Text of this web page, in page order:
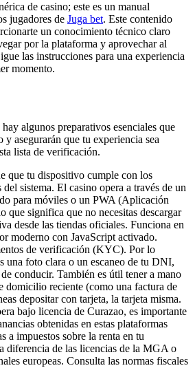
de casino; este es un manual
jugadores de Juga bet. Este contenido
un conocimiento técnico claro
por la plataforma y aprovechar al
las instrucciones para una experiencia
momento.
algunos preparativos esenciales que
asegurarán que tu experiencia sea
lista de verificación.
que tu dispositivo cumple con los
sistema. El casino opera a través de un
para móviles o un PWA (Aplicación
que significa que no necesitas descargar
desde las tiendas oficiales. Funciona en
moderno con JavaScript activado.
de verificación (KYC). Por lo
una foto clara o un escaneo de tu DNI,
conducir. También es útil tener a mano
domicilio reciente (como una factura de
depositar con tarjeta, la tarjeta misma.
bajo licencia de Curazao, es importante
obtenidas en estas plataformas
a impuestos sobre la renta en tu
diferencia de las licencias de la MGA o
europeas. Consulta las normas fiscales